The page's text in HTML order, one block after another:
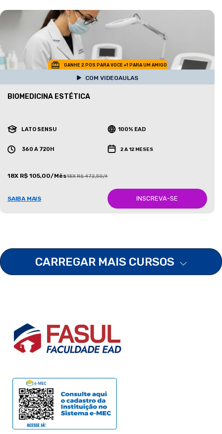
GANHE 2 POS PARA VOCE +1 PARA UM AMIGO
COM VIDEOAULAS
BIOMEDICINA ESTÉTICA
LATO SENSU 100% EAD
360 A 720H 2 A 12 MESES
18X R$ 105,00/Mês18X R$ 472,50/Mês
SAIBA MAIS INSCREVA-SE
CARREGAR MAIS CURSOS